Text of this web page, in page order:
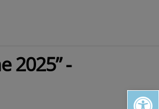
Open toolbar
2025” -